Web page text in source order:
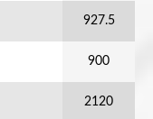
927.5
900
2120